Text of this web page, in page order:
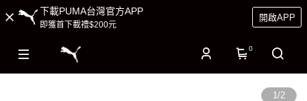
下載PUMA台灣官方APP
即獲首下載禮$200元
開啟APP
0
1/2